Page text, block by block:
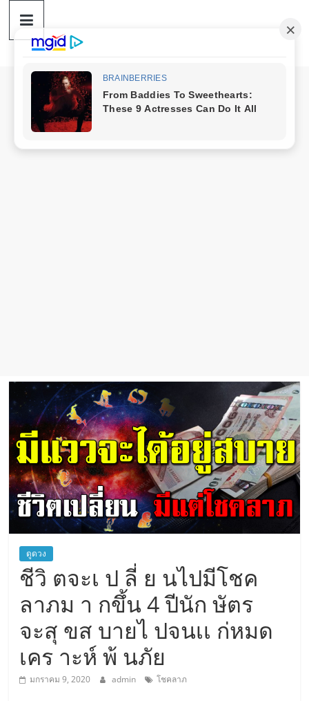
content
ดวง
ราศี
เงิน
ดูดวง
ชีวิ ตจะเ ป ลี่ ย นไปมีโชค
ลาภม า กขึ้น 4 ปีนัก ษัตร
จะสุ ขส บายไ ปจนเเ ก่หมด
เคร าะห์ พ้ นภัย
มกราคม 9, 2020 admin โชคลาภ